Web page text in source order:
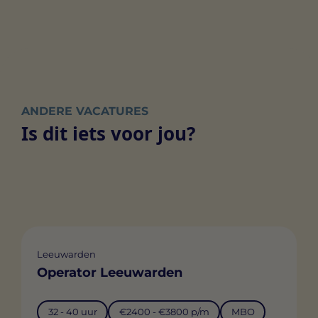
ANDERE VACATURES
Is dit iets voor jou?
Leeuwarden
Operator Leeuwarden
32 - 40 uur €2400 - €3800 p/m MBO